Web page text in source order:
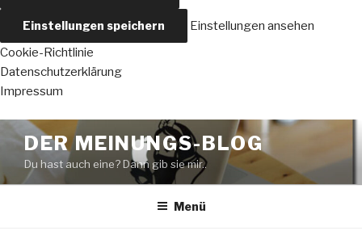
Einstellungen speichern
Einstellungen ansehen
Cookie-Richtlinie
Datenschutzerklärung
Impressum
Zum
Inhalt
springen
DER MEINUNGS-BLOG
Du hast auch eine? Dann gib sie mir..
Menü